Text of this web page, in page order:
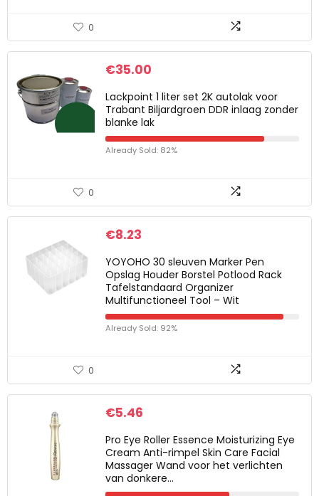
0
€35.00
Lackpoint 1 liter set 2K autolak voor
Trabant Biljardgroen DDR inlaag zonder
blanke lak
Already Sold: 82%
0
€8.23
YOYOHO 30 sleuven Marker Pen
Opslag Houder Borstel Potlood Rack
Tafelstandaard Organizer
Multifunctioneel Tool – Wit
Already Sold: 92%
0
€5.46
Pro Eye Roller Essence Moisturizing Eye
Cream Anti-rimpel Skin Care Facial
Massager Wand voor het verlichten
van donkere…